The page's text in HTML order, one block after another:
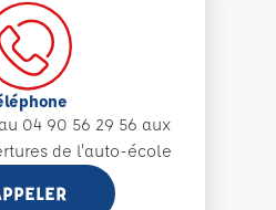
04 90 56 29 56 aux
de l'auto-école